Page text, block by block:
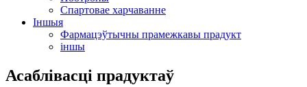
Спартовае харчаванне
Іншыя
Фармацэўтычны прамежкавы прадукт
іншы
Асаблівасці прадуктаў